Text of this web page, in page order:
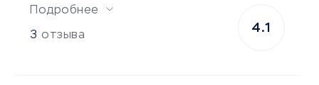
Подробнее
3 отзыва
4.1